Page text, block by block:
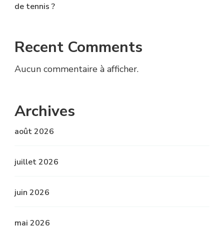
de tennis ?
Recent Comments
Aucun commentaire à afficher.
Archives
août 2026
juillet 2026
juin 2026
mai 2026